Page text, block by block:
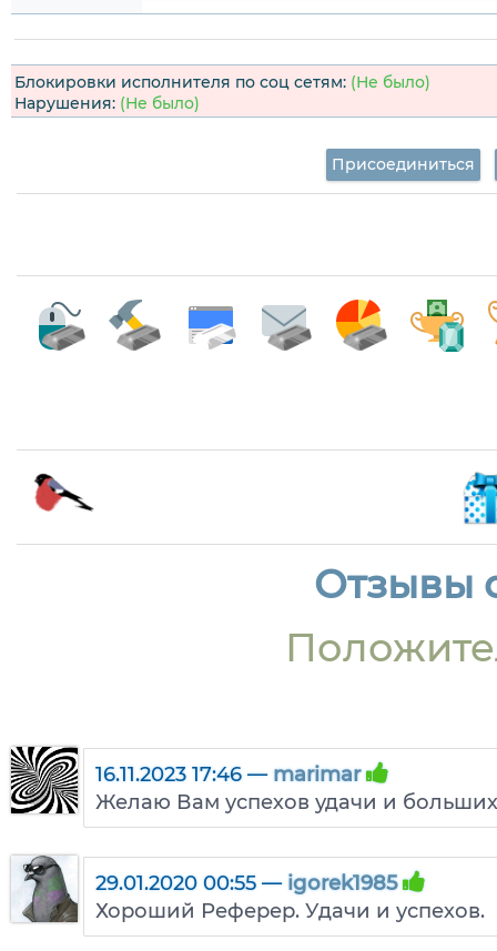
Блокировки исполнителя по соц сетям: (Не было)
Нарушения: (Не было)
Присоединиться
Отзывы
16.11.2023 17:46 — marimar
Желаю Вам успехов удачи и
29.01.2020 00:55 — igorek1985
Хороший Реферер. Удачи и успехов.